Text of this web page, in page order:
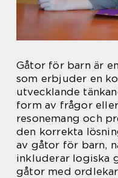
Gåtor för barn är
som erbjuder en
utvecklande
form av frågor
resonemang och
den korrekta
av gåtor för barn,
inkluderar logiska
gåtor med